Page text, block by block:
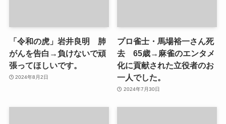
「令和の虎」岩井良明 肺
がんを告白→負けないで頑
張ってほしいです。
2024年8月2日
プロ雀士・馬場裕一さん死
去 65歳→麻雀のエンタメ
化に貢献された立役者のお
一人でした。
2024年7月30日